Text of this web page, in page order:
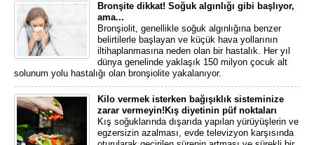
Bronşite dikkat! Soğuk algınlığı gibi başlıyor,
ama...
Bronşiolit, genellikle soğuk algınlığına benzer
belirtilerle başlayan ve küçük hava yollarının
iltihaplanmasına neden olan bir hastalık. Her yıl
dünya genelinde yaklaşık 150 milyon çocuk alt
solunum yolu hastalığı olan bronşiolite yakalanıyor.
Kilo vermek isterken bağışıklık sisteminize
zarar vermeyin!Kış diyetinin püf noktaları
Kış soğuklarında dışarıda yapılan yürüyüşlerin ve
egzersizin azalması, evde televizyon karşısında